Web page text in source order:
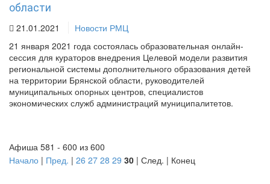
области
21.01.2021
Новости РМЦ
21 января 2021 года состоялась образовательная онлайн-
сессия для кураторов внедрения Целевой модели развития
региональной системы дополнительного образования детей
на территории Брянской области, руководителей
муниципальных опорных центров, специалистов
экономических служб администраций муниципалитетов.
Афиша 581 - 600 из 600
Начало | Пред. | 26 27 28 29 30 | След. | Конец